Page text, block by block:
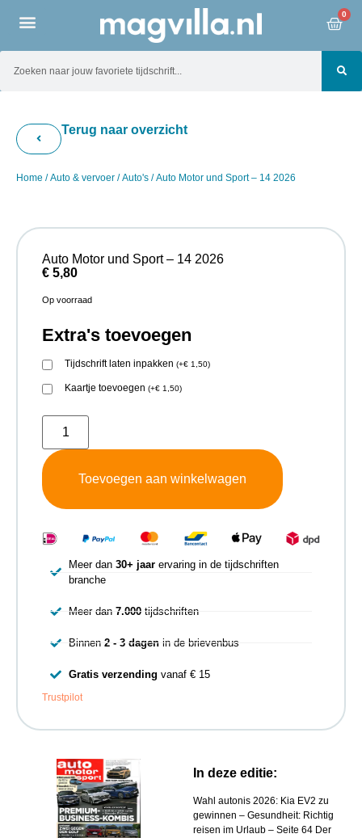
0
Terug naar overzicht
Home /Auto & vervoer /Auto's / Auto Motor und Sport – 14 2026
In deze editie:
Wahl autonis 2026: Kia EV2 zu
gewinnen – Gesundheit: Richtig
reisen im Urlaub – Seite 64 Der
Auto Motor und Sport – 14 2026
€ 5,80
Op voorraad
Extra's toevoegen
Tijdschrift laten inpakken (+€ 1,50)
Kaartje toevoegen (+€ 1,50)
Toevoegen aan winkelwagen
Meer dan 30+ jaarervaring in de tijdschriften
branche
Meer dan 7.000tijdschriften
Binnen 2 - 3 dagenin de brievenbus
Gratis verzending vanaf € 15
Trustpilot